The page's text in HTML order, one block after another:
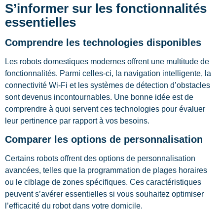
S’informer sur les fonctionnalités
essentielles
Comprendre les technologies disponibles
Les robots domestiques modernes offrent une multitude de
fonctionnalités. Parmi celles-ci, la navigation intelligente, la
connectivité Wi-Fi et les systèmes de détection d’obstacles
sont devenus incontournables. Une bonne idée est de
comprendre à quoi servent ces technologies pour évaluer
leur pertinence par rapport à vos besoins.
Comparer les options de personnalisation
Certains robots offrent des options de personnalisation
avancées, telles que la programmation de plages horaires
ou le ciblage de zones spécifiques. Ces caractéristiques
peuvent s’avérer essentielles si vous souhaitez optimiser
l’efficacité du robot dans votre domicile.